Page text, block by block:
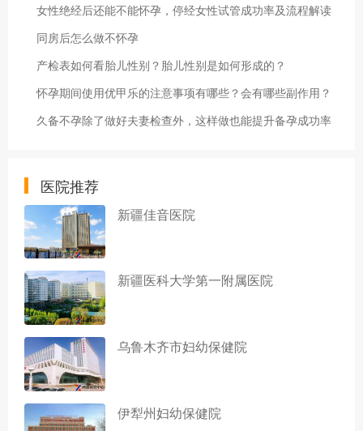
女性绝经后还能不能怀孕，停经女性试管成功率及流程解读
同房后怎么做不怀孕
产检表如何看胎儿性别？胎儿性别是如何形成的？
怀孕期间使用优甲乐的注意事项有哪些？会有哪些副作用？
久备不孕除了做好夫妻检查外，这样做也能提升备孕成功率
医院推荐
新疆佳音医院
新疆医科大学第一附属医院
乌鲁木齐市妇幼保健院
伊犁州妇幼保健院